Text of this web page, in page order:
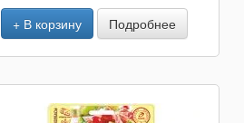
+ В корзину Подробнее